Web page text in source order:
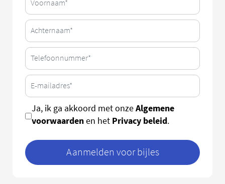
Ja, ik ga akkoord met onzeAlgemene
voorwaardenen het Privacy beleid.
Aanmelden voor bijles